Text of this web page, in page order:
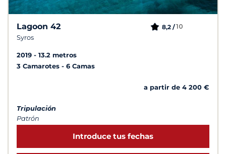
Lagoon 42
Syros
8,2 /10
2019
13.2 metros
3 Camarotes
6 Camas
a partir de 4 200 €
Tripulación
Patrón
Introduce tus fechas